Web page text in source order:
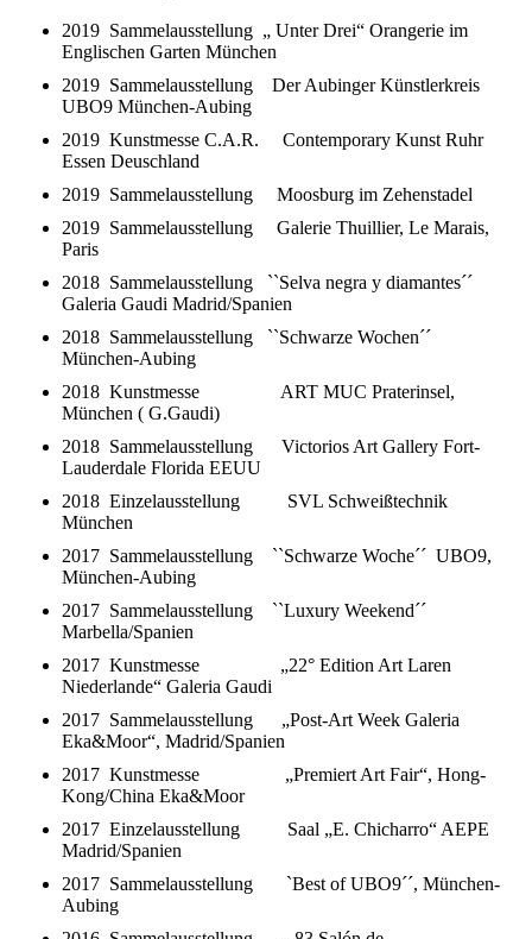
2019 Sammelausstellung „ Unter Drei“ Orangerie im
Englischen Garten München
2019 Sammelausstellung Der Aubinger Künstlerkreis
UBO9 München-Aubing
2019 Kunstmesse C.A.R. Contemporary Kunst Ruhr
Essen Deuschland
2019 Sammelausstellung Moosburg im Zehenstadel
2019 Sammelausstellung Galerie Thuillier, Le Marais,
Paris
2018 Sammelausstellung ``Selva negra y diamantes´´
Galeria Gaudi Madrid/Spanien
2018 Sammelausstellung ``Schwarze Wochen´´
München-Aubing
2018 Kunstmesse ART MUC Praterinsel,
München ( G.Gaudi)
2018 Sammelausstellung Victorios Art Gallery Fort-
Lauderdale Florida EEUU
2018 Einzelausstellung SVL Schweißtechnik
München
2017 Sammelausstellung ``Schwarze Woche´´ UBO9,
München-Aubing
2017 Sammelausstellung ``Luxury Weekend´´
Marbella/Spanien
2017 Kunstmesse „22° Edition Art Laren
Niederlande“ Galeria Gaudi
2017 Sammelausstellung „Post-Art Week Galeria
Eka&Moor“, Madrid/Spanien
2017 Kunstmesse „Premiert Art Fair“, Hong-
Kong/China Eka&Moor
2017 Einzelausstellung Saal „E. Chicharro“ AEPE
Madrid/Spanien
2017 Sammelausstellung `Best of UBO9´´, München-
Aubing